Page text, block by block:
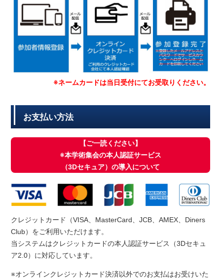
※ネームカードは当日受付にてお受取りください。
お支払い方法
【ご一読ください】
※本学術集会の本人認証サービス
（3Dセキュア）の導入について
クレジットカード（VISA、MasterCard、JCB、AMEX、Diners
Club）をご利用いただけます。
当システムはクレジットカードの本人認証サービス（3Dセキュ
ア2.0）に対応しています。
※オンラインクレジットカード決済以外でのお支払はお受けいた